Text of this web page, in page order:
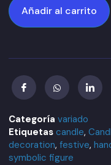
Añadir al carrito
Categoría variado
Etiquetas candle,
decoration, festive,
symbolic figure